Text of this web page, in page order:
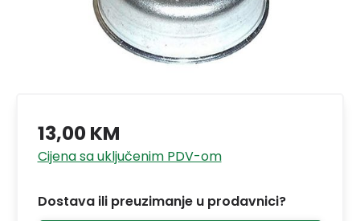
13,00 KM
Cijena sa uključenim PDV-om
Dostava ili preuzimanje u prodavnici?